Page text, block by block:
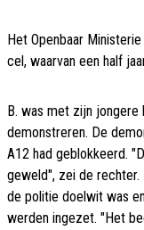
Het Openbaar
cel, waarvan een half
B. was met zijn
demonstreren. De
A12 had geblokkeerd.
geweld", zei de rechter.
de politie doelwit was
werden ingezet. "Het